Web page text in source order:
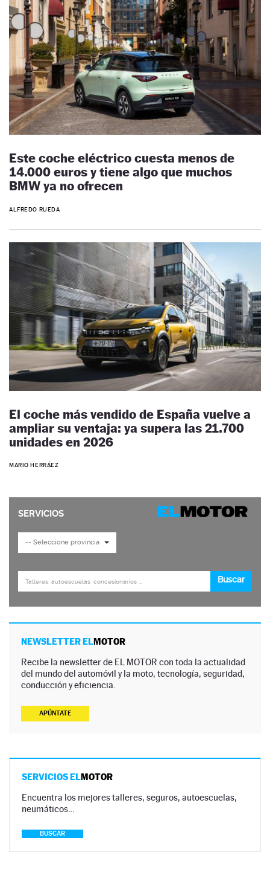
Este coche eléctrico cuesta menos de
14.000 euros y tiene algo que muchos
BMW ya no ofrecen
ALFREDO RUEDA
El coche más vendido de España vuelve a
ampliar su ventaja: ya supera las 21.700
unidades en 2026
MARIO HERRÁEZ
NEWSLETTER ELMOTOR
Recibe la newsletter de EL MOTOR con toda la actualidad
del mundo del automóvil y la moto, tecnología, seguridad,
conducción y eficiencia.
APÚNTATE
SERVICIOS ELMOTOR
Encuentra los mejores talleres, seguros, autoescuelas,
neumáticos…
BUSCAR